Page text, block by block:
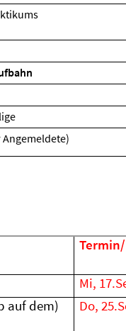
Mi,
auf dem)
Do,